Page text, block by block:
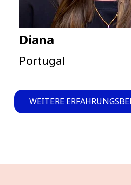
Diana
Portugal
WEITERE